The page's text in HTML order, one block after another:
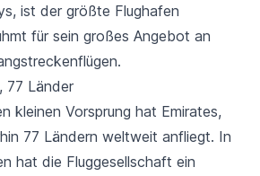
ist der größte Flughafen
für sein großes Angebot an
77 Länder
kleinen Vorsprung hat Emirates,
77 Ländern weltweit anfliegt. In
hat die Fluggesellschaft ein